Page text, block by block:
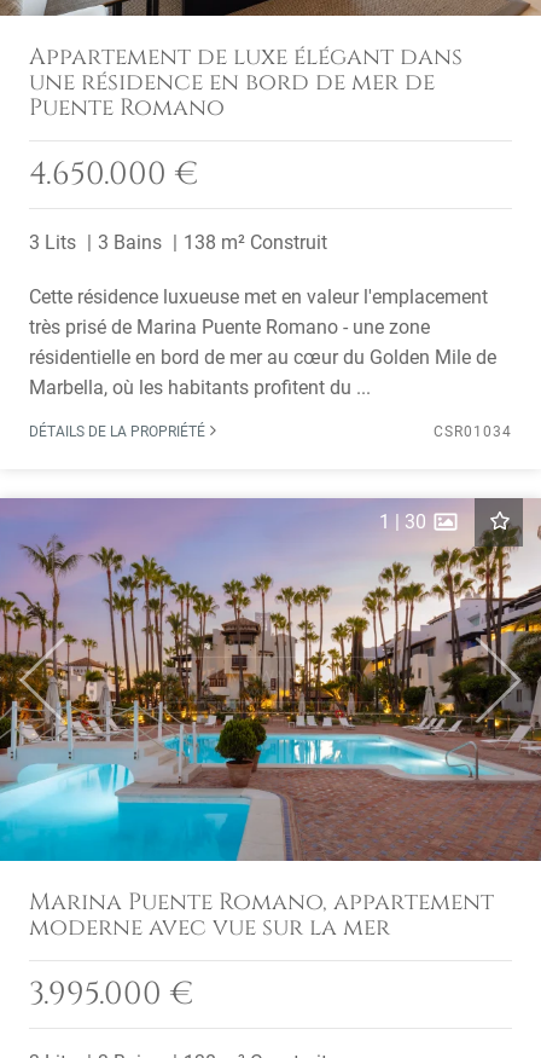
Appartement de luxe élégant dans
une résidence en bord de mer de
Puente Romano
4.650.000 €
3 Lits 3 Bains 138 m² Construit
Cette résidence luxueuse met en valeur l'emplacement
très prisé de Marina Puente Romano - une zone
résidentielle en bord de mer au cœur du Golden Mile de
Marbella, où les habitants profitent du ...
DÉTAILS DE LA PROPRIÉTÉ CSR01034
Previous Next
1 | 30
Marina Puente Romano, appartement
moderne avec vue sur la mer
3.995.000 €